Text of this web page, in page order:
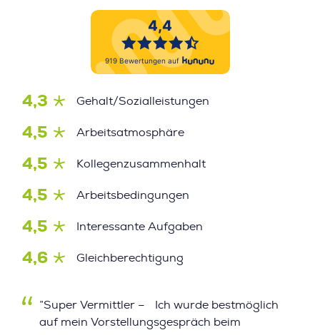
4,3 Gehalt/Sozialleistungen
4,5 Arbeitsatmosphäre
4,5 Kollegenzusammenhalt
4,5 Arbeitsbedingungen
4,5 Interessante Aufgaben
4,6 Gleichberechtigung
”Super Vermittler – Ich wurde bestmöglich
auf mein Vorstellungsgespräch beim